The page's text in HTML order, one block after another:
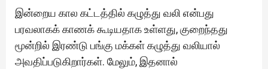
இன்றைய கால கட்டத்தில் கழுத்து வலி என்பது
பரவலாகக் காணக் கூடியதாக உள்ளது, குறைந்தது
மூன்றில் இரண்டு பங்கு மக்கள் கழுத்து வலியால்
அவதிப்படுகிறார்கள். மேலும், இதனால்